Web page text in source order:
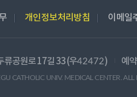
개인정보처리방침 이메일
류공원로 17길 33 (우42472 ) 예
CATHOLIC UNIV. MEDICAL CENTER. ALL